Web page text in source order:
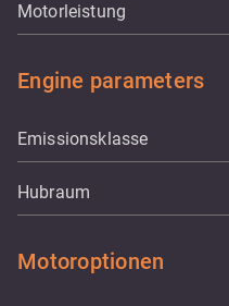
Motorleistung
Engine parameters
Emissionsklasse
Hubraum
Motoroptionen